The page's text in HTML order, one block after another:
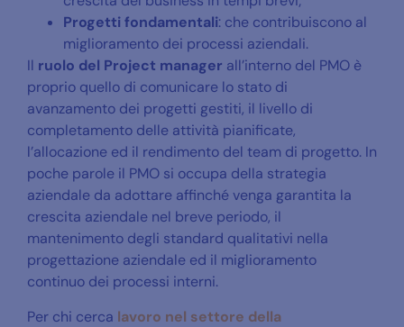
Progetti fondamentali: che contribuiscono al
miglioramento dei processi aziendali.
Il ruolo del Project manager all’interno del PMO è
proprio quello di comunicare lo stato di
avanzamento dei progetti gestiti, il livello di
completamento delle attività pianificate,
l’allocazione ed il rendimento del team di progetto. In
poche parole il PMO si occupa della strategia
aziendale da adottare affinché venga garantita la
crescita aziendale nel breve periodo, il
mantenimento degli standard qualitativi nella
progettazione aziendale ed il miglioramento
continuo dei processi interni.
Per chi cerca lavoro nel settore della